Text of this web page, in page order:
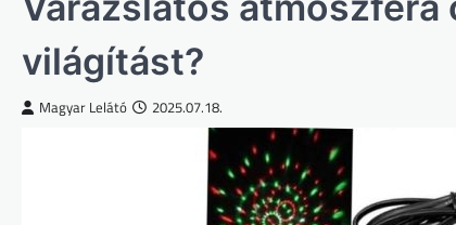
világítást?
Magyar Lelátó 2025.07.18.